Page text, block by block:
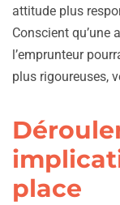
attitude plus
Conscient qu’une
l’emprunteur
plus rigoureuses,
place